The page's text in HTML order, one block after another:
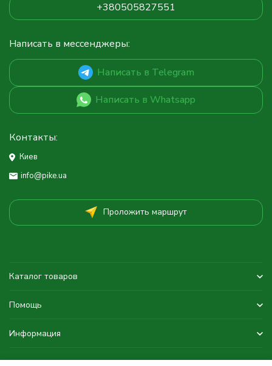
+380505827551
Написать в мессенджеры:
Написать в Telegram
Написать в Whatsapp
Контакты:
Киев
info@pike.ua
Проложить маршрут
Каталог товаров
Помощь
Информация